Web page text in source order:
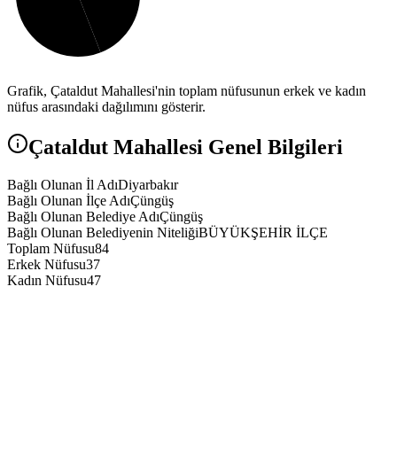
Grafik, Çataldut Mahallesi'nin toplam nüfusunun erkek ve kadın
nüfus arasındaki dağılımını gösterir.
Çataldut Mahallesi Genel Bilgileri
Bağlı Olunan İl AdıDiyarbakır
Bağlı Olunan İlçe AdıÇüngüş
Bağlı Olunan Belediye AdıÇüngüş
Bağlı Olunan Belediyenin NiteliğiBÜYÜKŞEHİR İLÇE
Toplam Nüfusu84
Erkek Nüfusu37
Kadın Nüfusu47